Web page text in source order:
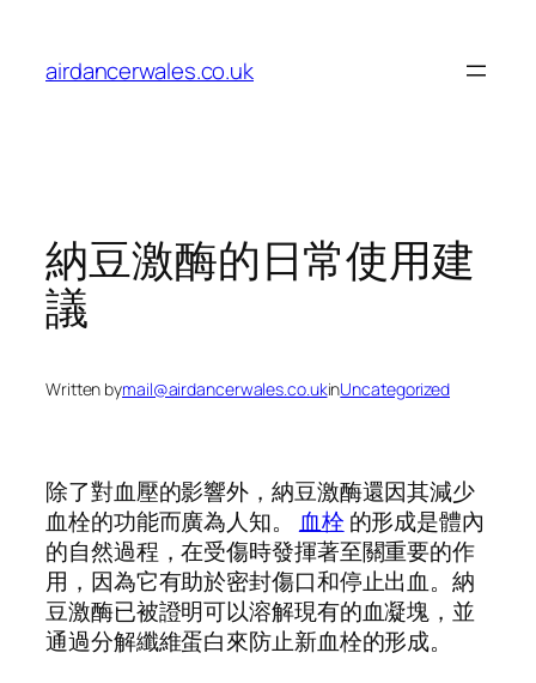
content
airdancerwales.co.uk
納豆激酶的日常使用建
議
Written bymail@airdancerwales.co.ukinUncategorized
除了對血壓的影響外，納豆激酶還因其減少
血栓的功能而廣為人知。 血栓 的形成是體內
的自然過程，在受傷時發揮著至關重要的作
用，因為它有助於密封傷口和停止出血。納
豆激酶已被證明可以溶解現有的血凝塊，並
通過分解纖維蛋白來防止新血栓的形成。